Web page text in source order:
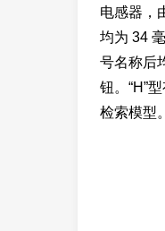
电感器，
均为 34
号名称后
钮。“H”
检索模型